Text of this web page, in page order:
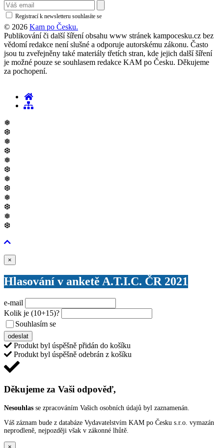
Registrací k newsletteru souhlasíte se
© 2026 Kam po Česku.
Publikování či další šíření obsahu www stránek kampocesku.cz bez
vědomí redakce není slušné a odporuje autorskému zákonu. Často
jsou tu zveřejněny také materiály třetích stran, kde jejich další šíření
je možné pouze se souhlasem redakce KAM po Česku. Děkujeme
za pochopení.
❅
❆
❅
❆
❅
❆
❅
❆
❅
❆
❅
❆
×
Hlasování v anketě A.T.I.C. ČR 2021
e-mail
Kolik je (10+15)?
Souhlasím se
odeslat
Produkt byl úspěšně přidán do košíku
Produkt byl úspěšně odebrán z košíku
Děkujeme za Vaši odpověď,
Nesouhlas se zpracováním Vašich osobních údajů byl zaznamenán.
Váš záznam bude z databáze Vydavatelstvím KAM po Česku s.r.o. vymazán
neprodleně, nejpozději však v zákonné lhůtě.